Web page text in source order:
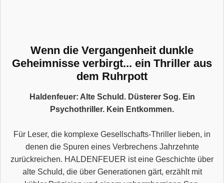
Wenn die Vergangenheit dunkle
Geheimnisse verbirgt... ein Thriller aus
dem Ruhrpott
Haldenfeuer: Alte Schuld. Düsterer Sog. Ein
Psychothriller. Kein Entkommen.
Für Leser, die komplexe Gesellschafts-Thriller lieben, in
denen die Spuren eines Verbrechens Jahrzehnte
zurückreichen. HALDENFEUER ist eine Geschichte über
alte Schuld, die über Generationen gärt, erzählt mit